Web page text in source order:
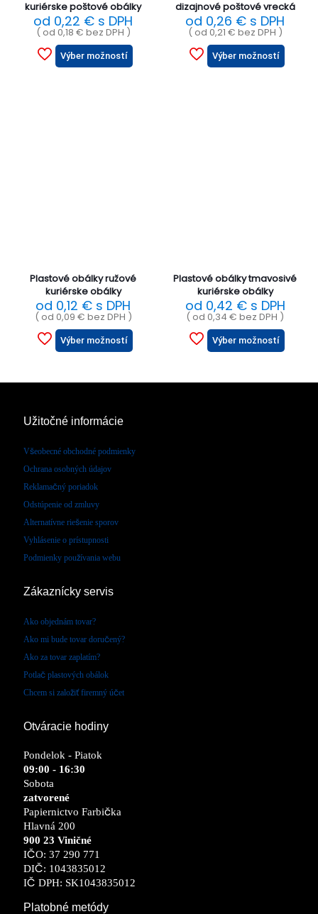
kuriérske poštové obálky
od 0,22 € s DPH
( od 0,18 € bez DPH )
Výber možností
dizajnové poštové vrecká
od 0,26 € s DPH
( od 0,21 € bez DPH )
Výber možností
Plastové obálky ružové
kuriérske obálky
od 0,12 € s DPH
( od 0,09 € bez DPH )
Výber možností
Plastové obálky tmavosivé
kuriérske obálky
od 0,42 €s DPH
( od 0,34 € bez DPH )
Výber možností
Užitočné informácie
Všeobecné obchodné podmienky
Ochrana osobných údajov
Reklamačný poriadok
Odstúpenie od zmluvy
Alternatívne riešenie sporov
Vyhlásenie o prístupnosti
Podmienky používania webu
Zákaznícky servis
Ako objednám tovar?
Ako mi bude tovar doručený?
Ako za tovar zaplatím?
Potlač plastových obálok
Chcem si založiť firemný účet
Otváracie hodiny
Pondelok - Piatok
09:00 - 16:30
Sobota
zatvorené
Papiernictvo Farbička
Hlavná 200
900 23 Viničné
IČO: 37 290 771
DIČ: 1043835012
IČ DPH: SK1043835012
Platobné metódy